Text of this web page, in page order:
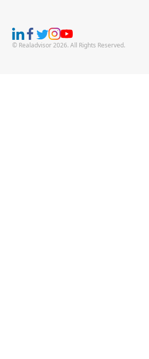
© Realadvisor 2026. All Rights Reserved.